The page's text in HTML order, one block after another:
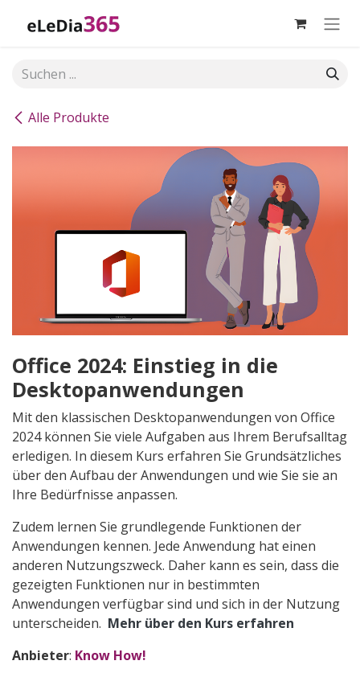
Alle Produkte
Office 2024: Einstieg in die
Desktopanwendungen
Mit den klassischen Desktopanwendungen von Office
2024 können Sie viele Aufgaben aus Ihrem Berufsalltag
erledigen. In diesem Kurs erfahren Sie Grundsätzliches
über den Aufbau der Anwendungen und wie Sie sie an
Ihre Bedürfnisse anpassen.
Zudem lernen Sie grundlegende Funktionen der
Anwendungen kennen. Jede Anwendung hat einen
anderen Nutzungszweck. Daher kann es sein, dass die
gezeigten Funktionen nur in bestimmten
Anwendungen verfügbar sind und sich in der Nutzung
unterscheiden. Mehr über den Kurs erfahren
Anbieter: Know How!